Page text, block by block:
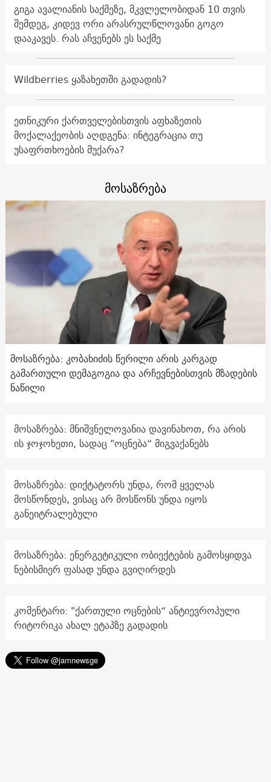
გიგა ავალიანის საქმეზე, მკვლელობიდან 10 თვის
შემდეგ, კიდევ ორი არასრულწლოვანი გოგო
დააკავეს. რას აჩვენებს ეს საქმე
Wildberries ყაზახეთში გადადის?
ეთნიკური ქართველებისთვის აფხაზეთის
მოქალაქეობის აღდგენა: ინტეგრაცია თუ
უსაფრთხოების მუქარა?
მოსაზრება
მოსაზრება: კობახიძის წერილი არის კარგად
გამართული დემაგოგია და არჩევნებისთვის მზადების
ნაწილი
მოსაზრება: მნიშვნელოვანია დავინახოთ, რა არის
ის ჯოჯოხეთი, სადაც "ოცნება“ მიგვაქანებს
მოსაზრება: დიქტატორს უნდა, რომ ყველას
მოსწონდეს, ვისაც არ მოსწონს უნდა იყოს
განეიტრალებული
მოსაზრება: ენერგეტიკული ობიექტების გამოსყიდვა
ნებისმიერ ფასად უნდა გვიღირდეს
კომენტარი: "ქართული ოცნების“ ანტიევროპული
რიტორიკა ახალ ეტაპზე გადადის